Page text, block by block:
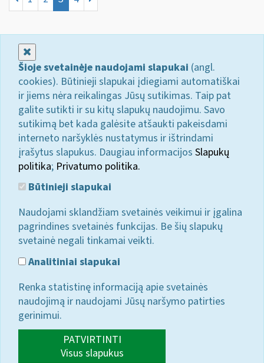
Šioje svetainėje naudojami slapukai (angl.
cookies). Būtinieji slapukai įdiegiami automatiškai
ir jiems nėra reikalingas Jūsų sutikimas. Taip pat
galite sutikti ir su kitų slapukų naudojimu. Savo
sutikimą bet kada galėsite atšaukti pakeisdami
interneto naršyklės nustatymus ir ištrindami
įrašytus slapukus. Daugiau informacijos Slapukų
politika; Privatumo politika.
Būtinieji slapukai
Naudojami sklandžiam svetainės veikimui ir įgalina
pagrindines svetainės funkcijas. Be šių slapukų
svetainė negali tinkamai veikti.
Analitiniai slapukai
Renka statistinę informaciją apie svetainės
naudojimą ir naudojami Jūsų naršymo patirties
gerinimui.
PATVIRTINTI
Visus slapukus